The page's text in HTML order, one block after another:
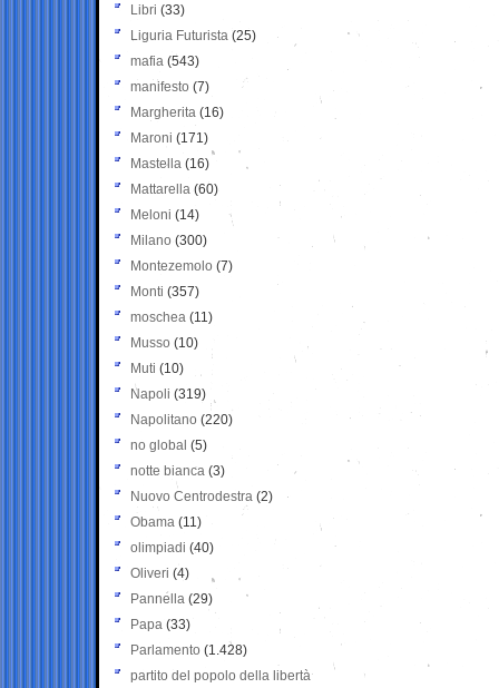
Libri (33)
Liguria Futurista (25)
mafia (543)
manifesto (7)
Margherita (16)
Maroni (171)
Mastella (16)
Mattarella (60)
Meloni (14)
Milano (300)
Montezemolo (7)
Monti (357)
moschea (11)
Musso (10)
Muti (10)
Napoli (319)
Napolitano (220)
no global (5)
notte bianca (3)
Nuovo Centrodestra (2)
Obama (11)
olimpiadi (40)
Oliveri (4)
Pannella (29)
Papa (33)
Parlamento (1.428)
partito del popolo della libertà